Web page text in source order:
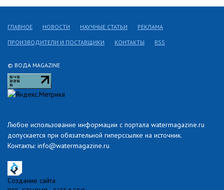
© ВОДА MAGAZINE
Любое использование информации с портала watermagazine.ru
допускается при обязательной гиперссылке на источник.
Контакты: info@watermagazine.ru
ГЛАВНОЕ НОВОСТИ НАУЧНЫЕ СТАТЬИ РЕКЛАМА
ПРОИЗВОДИТЕЛИ И ПОСТАВЩИКИ КОНТАКТЫ RSS
Создание сайта